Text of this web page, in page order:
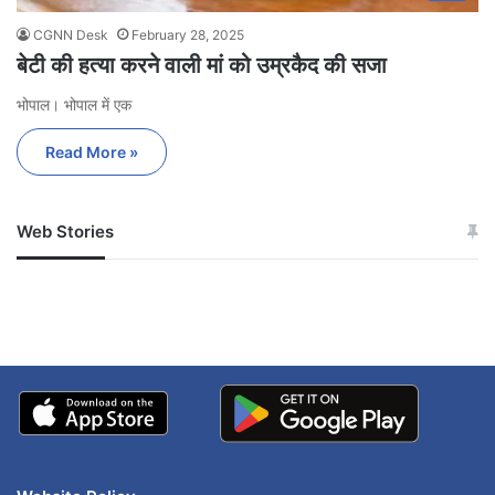
CGNN Desk February 28, 2025
बेटी की हत्या करने वाली मां को उम्रकैद की सजा
भोपाल। भोपाल में एक
Read More »
Web Stories
जम्मू-कश्मीर में बारिश से
अपडेट
खाई में धक्का… आरोपियों ने